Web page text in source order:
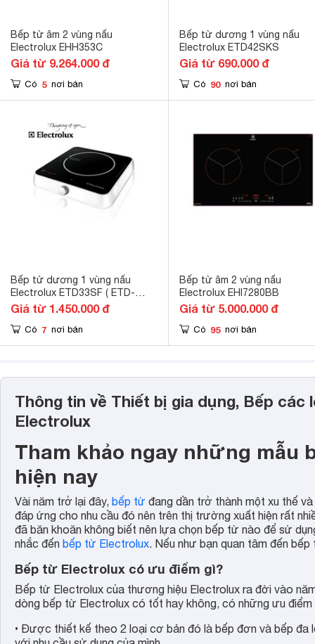
Bếp từ âm 2 vùng nấu
Electrolux EHH353C
Giá từ 9.264.000 đ
Có 5 nơi bán
Bếp từ dương 1 vùng nấu
Electrolux ETD42SKS
Giá từ 690.000 đ
Có 90 nơi bán
Bếp từ dương 1 vùng nấu
Electrolux ETD33SF ( ETD-
33SF)
Giá từ 1.450.000 đ
Có 7 nơi bán
Bếp từ âm 2 vùng nấu
Electrolux EHI7280BB
Giá từ 5.000.000 đ
Có 95 nơi bán
Thông tin về Thiết bị gia dụng, Bếp
Electrolux
Tham khảo ngay những
hiện nay
Vài năm trở lại đây, bếp từ đang dần trở thành một xu thế
đáp ứng cho nhu cầu đó nên trên thị trường xuất hiện rất
đã băn khoăn không biết nên lựa chọn bếp từ nào để sử
nhắc đến bếp từ Electrolux. Nếu như bạn quan tâm đến
Bếp từ Electrolux có ưu điểm gì?
Bếp từ Electrolux của thương hiệu Electrolux ra đời vào
dòng bếp từ Electrolux có tốt hay không, có những ưu
• Được thiết kế theo 2 loại cơ bản đó là bếp đơn và bếp